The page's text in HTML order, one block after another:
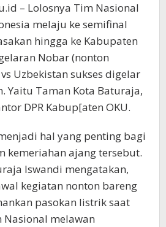
– Lolosnya Tim Nasional
melaju ke semifinal
hingga ke Kabupaten
Nobar (nonton
Uzbekistan sukses digelar
Yaitu Taman Kota Baturaja,
DPR Kabup[aten OKU.
hal yang penting bagi
kemeriahan ajang tersebut.
Iswandi mengatakan,
kegiatan nonton bareng
pasokan listrik saat
Nasional melawan